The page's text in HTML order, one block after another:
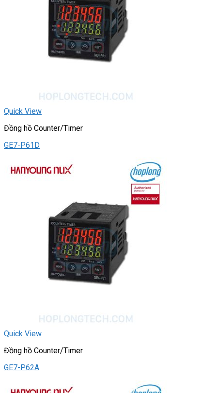
Quick View
Đồng hồ Counter/Timer
GE7-P61D
Quick View
Đồng hồ Counter/Timer
GE7-P62A